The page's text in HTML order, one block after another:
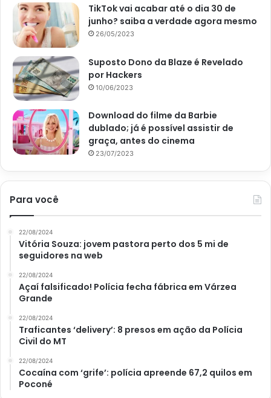
TikTok vai acabar até o dia 30 de
junho? saiba a verdade agora mesmo
26/05/2023
Suposto Dono da Blaze é Revelado
por Hackers
10/06/2023
Download do filme da Barbie
dublado; já é possível assistir de
graça, antes do cinema
23/07/2023
Para você
22/08/2024
Vitória Souza: jovem pastora perto dos 5 mi de
seguidores na web
22/08/2024
Açaí falsificado! Polícia fecha fábrica em Várzea
Grande
22/08/2024
Traficantes ‘delivery’: 8 presos em ação da Polícia
Civil do MT
22/08/2024
Cocaína com ‘grife’: polícia apreende 67,2 quilos em
Poconé